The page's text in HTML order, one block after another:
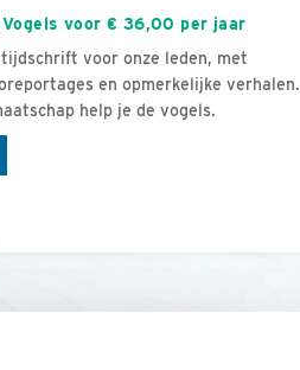
voor € 36,00 per jaar
voor onze leden, met
en opmerkelijke verhalen.
help je de vogels.